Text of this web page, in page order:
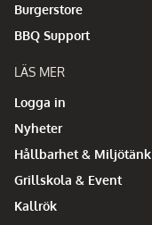
Burgerstore
BBQ Support
LÄS MER
Logga in
Nyheter
Hållbarhet & Miljötänk
Grillskola & Event
Kallrök